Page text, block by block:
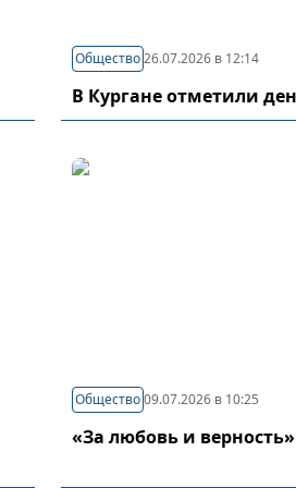
Общество 26.07.2026 в 12:14
В Кургане отметили
Общество 09.07.2026 в 10:25
«За любовь и верность»